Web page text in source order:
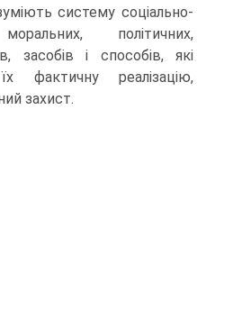
систему соціально-
політичних,
засобів і способів, які
фактичну реалізацію,
захист.